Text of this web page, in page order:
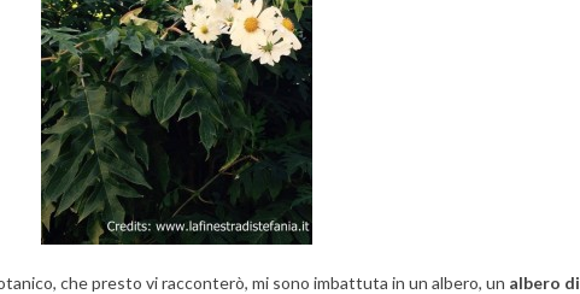
che presto vi racconterò, mi sono imbattuta in un albero, un albero di